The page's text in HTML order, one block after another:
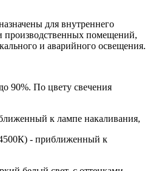
для внутреннего
производственных помещений,
и аварийного освещения.
90%. По цвету свечения
к лампе накаливания,
- приближенный к